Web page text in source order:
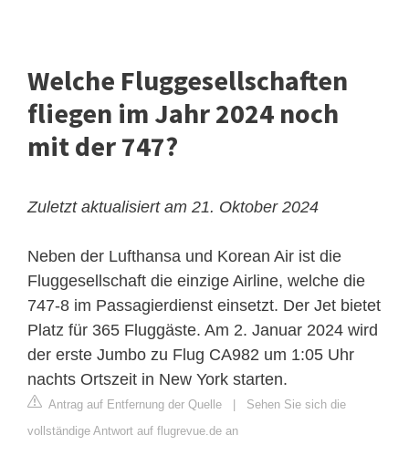
Welche Fluggesellschaften
fliegen im Jahr 2024 noch
mit der 747?
Zuletzt aktualisiert am 21. Oktober 2024
Neben der Lufthansa und Korean Air ist die
Fluggesellschaft die einzige Airline, welche die
747-8 im Passagierdienst einsetzt. Der Jet bietet
Platz für 365 Fluggäste. Am 2. Januar 2024 wird
der erste Jumbo zu Flug CA982 um 1:05 Uhr
nachts Ortszeit in New York starten.
Antrag auf Entfernung der Quelle
Sehen Sie sich die
vollständige Antwort auf flugrevue.de an